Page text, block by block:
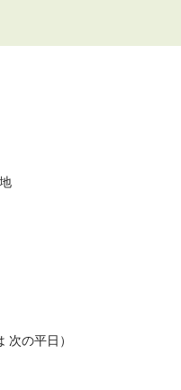
次の平日）